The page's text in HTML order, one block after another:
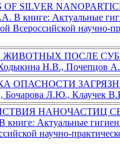
SILVER
В книге: Актуальные
Всероссийской
ПОСЛЕ
Н.В., Почепцов
ОПАСНОСТИ
Л.Ю., Клаучек
НАНОЧАСТИЦ
Актуальные
научно-